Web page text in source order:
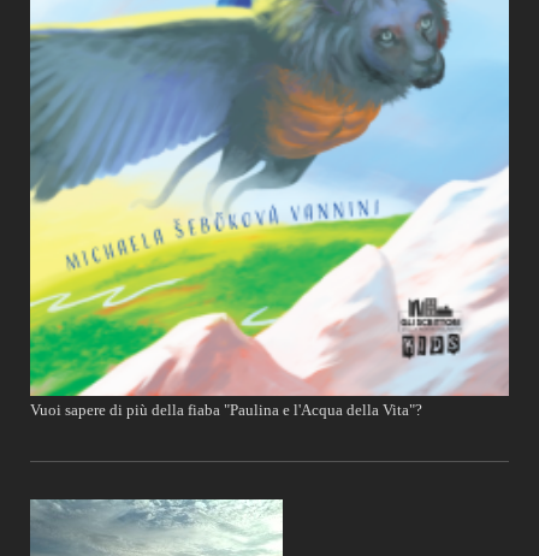
Vuoi sapere di più della fiaba "Paulina e l'Acqua della Vita"?